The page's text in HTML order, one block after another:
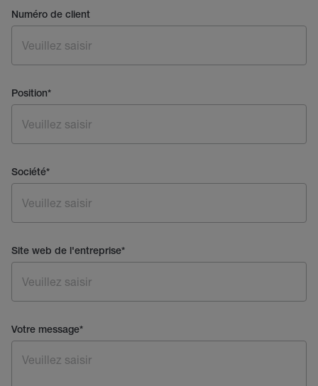
Numéro de client
Position*
Société*
Site web de l'entreprise*
Votre message*